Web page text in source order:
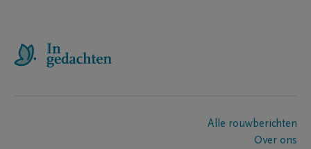
Alle rouwberichten
Over ons